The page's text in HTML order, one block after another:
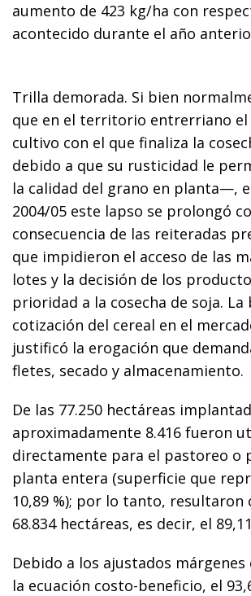
aumento de 423 kg/ha con
acontecido durante el año
Trilla demorada. Si bien
que en el territorio entrerriano el
cultivo con el que finaliza la
debido a que su rusticidad le
la calidad del grano en planta—,
2004/05 este lapso se prolongó
consecuencia de las reiteradas
que impidieron el acceso de las
lotes y la decisión de los
prioridad a la cosecha de soja. La
cotización del cereal en el
justificó la erogación que
fletes, secado y almacenamiento.
De las 77.250 hectáreas
aproximadamente 8.416 fueron
directamente para el pastoreo o
planta entera (superficie que
10,89 %); por lo tanto, resultaron
68.834 hectáreas, es decir, el
Debido a los ajustados
la ecuación costo-beneficio, el